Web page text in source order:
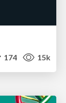
174 15k